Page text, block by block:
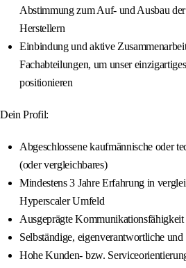
Abstimmung zum Auf- und Ausbau
Herstellern
Einbindung und aktive
Fachabteilungen, um unser
positionieren
Dein Profil:
Abgeschlossene kaufmännische oder
(oder vergleichbares)
Mindestens 3 Jahre Erfahrung in
Hyperscaler Umfeld
Ausgeprägte
Selbständige, eigenverantwortliche
Hohe Kunden- bzw.